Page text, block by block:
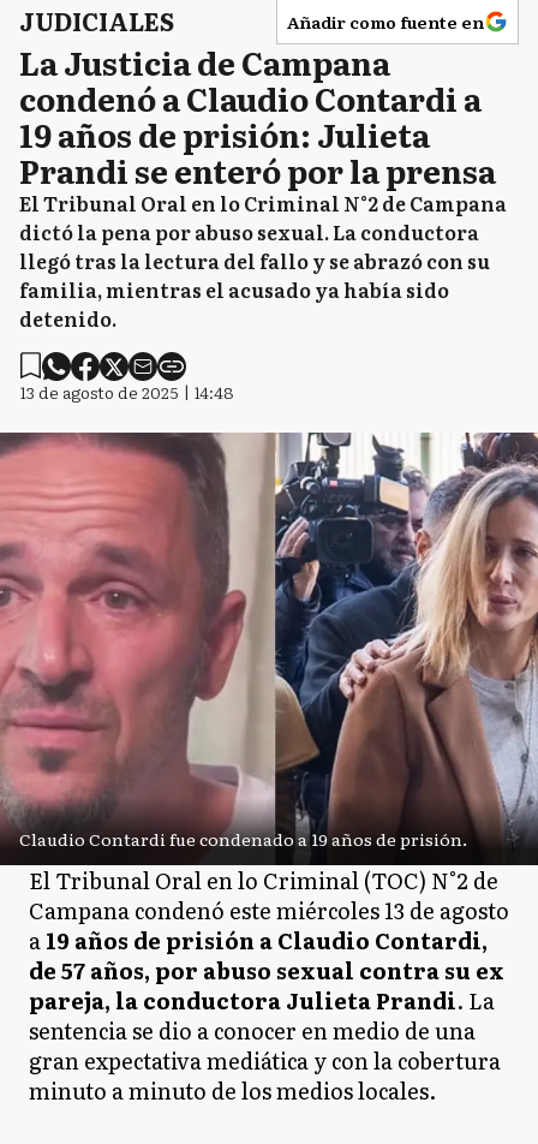
JUDICIALES Añadir como fuente en
La Justicia de Campana
condenó a Claudio Contardi a
19 años de prisión: Julieta
Prandi se enteró por la prensa
El Tribunal Oral en lo Criminal N°2 de Campana
dictó la pena por abuso sexual. La conductora
llegó tras la lectura del fallo y se abrazó con su
familia, mientras el acusado ya había sido
detenido.
13 de agosto de 2025 | 14:48
Claudio Contardi fue condenado a 19 años de prisión.
El Tribunal Oral en lo Criminal (TOC) N°2 de
Campana condenó este miércoles 13 de agosto
a19 años de prisión a Claudio Contardi,
de 57 años, por abuso sexual contra su ex
pareja, la conductora Julieta Prandi. La
sentencia se dio a conocer en medio de una
gran expectativa mediática y con la cobertura
minuto a minuto de los medios locales.